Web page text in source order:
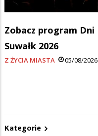
Zobacz program Dni
Suwałk 2026
Z ŻYCIA MIASTA 05/08/2026
Kategorie